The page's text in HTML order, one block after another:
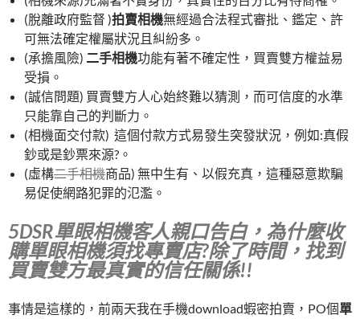
(脫離政府監督 )拍賣相機無經過合法程式審批、鑑定、許
可無法確定權屬狀況且糾紛多。
(承擔風險) 二手相機功能有著不確定性，買賣雙方權益易
受損。
(誠信問題) 買賣雙方人心始終難以猜測，而可信度的水準
只能靠自己的判斷力。
(相機面交付款) 這個付款方式易發生突發狀況，例如:真假
鈔或是鈔票來源?。
(虛構二手相機商品) 無中生有、以假充真，這種惡意欺騙
易促使網路犯罪的氾濫。
5DSR單眼相機客人親口告白，為什麼收
購單眼相機須找專賣店?除了時間，找到
買賣雙方最真實的信任關係!!
事情是這樣的，前兩天我在手機download蝦密拍賣，PO個單